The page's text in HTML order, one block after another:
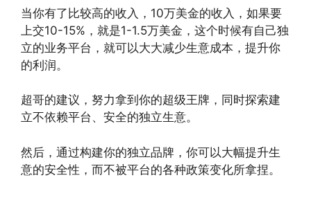
当你有了比较高的收入，10万美金的收入，如果要
上交10-15%，就是1-1.5万美金，这个时候有自己独
立的业务平台，就可以大大减少生意成本，提升你
的利润。
超哥的建议，努力拿到你的超级王牌，同时探索建
立不依赖平台、安全的独立生意。
然后，通过构建你的独立品牌，你可以大幅提升生
意的安全性，而不被平台的各种政策变化所拿捏。